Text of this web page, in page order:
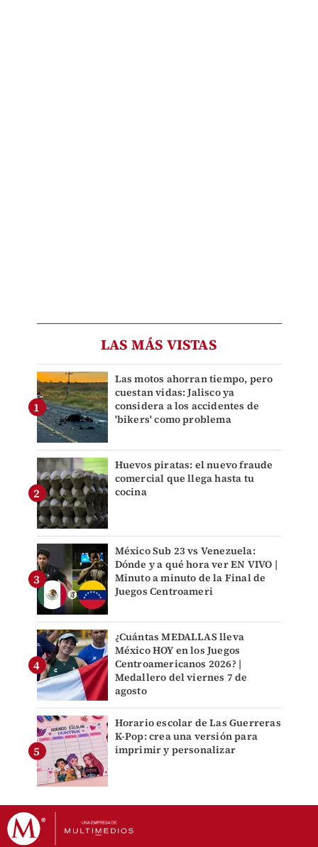
LAS MÁS VISTAS
Las motos ahorran tiempo, pero
cuestan vidas: Jalisco ya
considera a los accidentes de
'bikers' como problema
Huevos piratas: el nuevo fraude
comercial que llega hasta tu
cocina
México Sub 23 vs Venezuela:
Dónde y a qué hora ver EN VIVO |
Minuto a minuto de la Final de
Juegos Centroameri
¿Cuántas MEDALLAS lleva
México HOY en los Juegos
Centroamericanos 2026? |
Medallero del viernes 7 de
agosto
Horario escolar de Las Guerreras
K-Pop: crea una versión para
imprimir y personalizar